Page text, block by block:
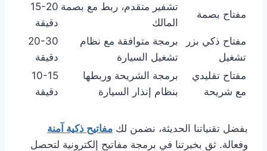
مفتاح بصمة
تشفير متقدم، ربط مع بصمة
المالك
15-20
دقيقة
مفتاح ذكي بزر
تشغيل
برمجة متوافقة مع نظام
تشغيل السيارة
20-30
دقيقة
مفتاح تقليدي
مع شريحة
برمجة الشريحة وربطها
بنظام إنذار السيارة
10-15
دقيقة
بفضل تقنياتنا الحديثة، نضمن لك مفاتيح ذكية آمنة
وفعالة. ثق بخبرتنا في برمجة مفاتيح إلكترونية لتحصل